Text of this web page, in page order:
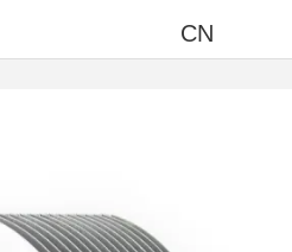
CN